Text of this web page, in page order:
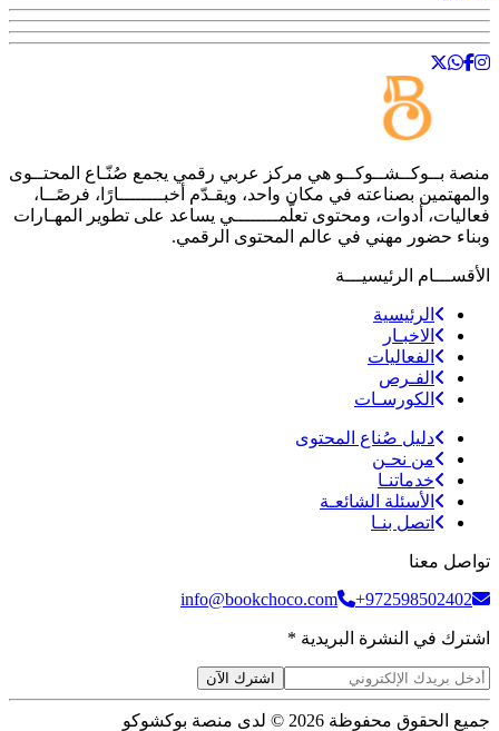
منصة بــوكــشــوكــو هي مركز عربي رقمي يجمع صُنّـاع المحتــوى
والمهتمين بصناعته في مكان واحد، ويقـدّم أخبــــــــارًا، فرصًــا،
فعاليات، أدوات، ومحتوى تعلّمــــــــي يساعد على تطوير المهـارات
وبناء حضور مهني في عالم المحتوى الرقمي.
الأقســـام الرئيسيـــة
الرئيسية
الاخبـار
الفعاليات
الفـرص
الكورسـات
دليل صُناع المحتوى
من نحـن
خدماتنـا
الأسئلة الشائعـة
اتصل بنـا
تواصل معنا
info@bookchoco.com
+972598502402
اشترك في النشرة البريدية *
اشترك الآن
جميع الحقوق محفوظة 2026 © لدى منصة بوكشوكو